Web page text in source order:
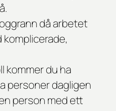
då arbetet
komplicerade,
kommer du ha
personer dagligen
person med ett